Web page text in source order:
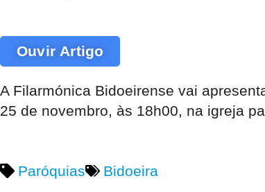
Ouvir Artigo
A Filarmónica Bidoeirense vai
25 de novembro, às 18h00, na igreja
Paróquias Bidoeira